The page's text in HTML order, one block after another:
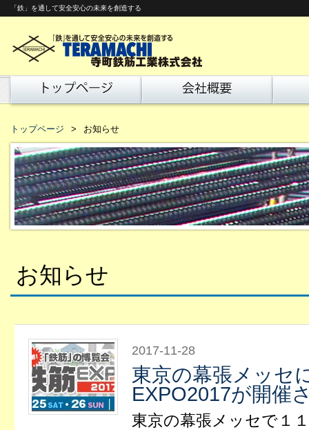
「鉄」を通して安全安心の未来を創造する
トップページ お知らせ
お知らせ
2017-11-28
東京の幕張メッセ
EXPO2017が開催
東京の幕張メッセで１